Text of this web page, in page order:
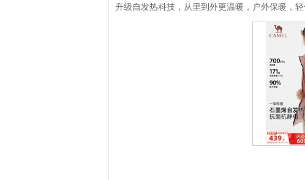
升级自发热科技，从里到外更温暖，户外保暖，轻